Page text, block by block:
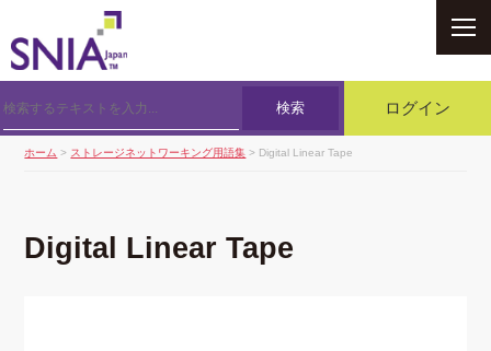
検索 ログイン
ホーム > ストレージネットワーキング用語集 > Digital Linear Tape
Digital Linear Tape